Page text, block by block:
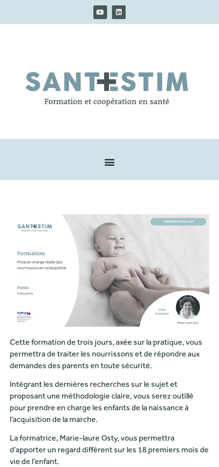
Cette formation de trois jours, axée sur la pratique, vous
permettra de traiter les nourrissons et de répondre aux
demandes des parents en toute sécurité.
Intégrant les dernières recherches sur le sujet et
proposant une méthodologie claire, vous serez outillé
pour prendre en charge les enfants de la naissance à
l’acquisition de la marche.
La formatrice, Marie-laure Osty, vous permettra
d’apporter un regard différent sur les 18 premiers mois de
vie de l’enfant.